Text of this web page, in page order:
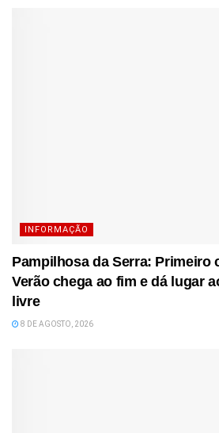
INFORMAÇÃO
Pampilhosa da Serra: Primeiro
Verão chega ao fim e dá lugar
livre
8 DE AGOSTO, 2026